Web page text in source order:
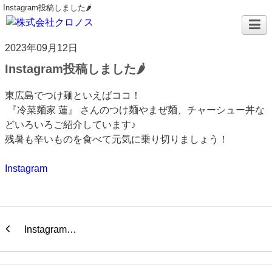
Instagram投稿しました🌶
2023年09月12日
Instagram投稿しました🌶
東広島でつけ麺といえばココ！
『冷菜麺家 蓮』 さんのつけ麺やまぜ麺、チャーシュー丼な
どいろいろご紹介しています♪
残暑も辛いものを食べて元気に乗り切りましょう！
Instagram
Instagram…